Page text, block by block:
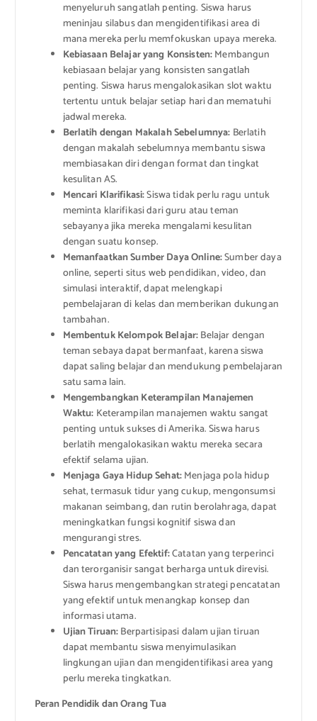
menyeluruh sangatlah penting. Siswa harus
meninjau silabus dan mengidentifikasi area di
mana mereka perlu memfokuskan upaya mereka.
Kebiasaan Belajar yang Konsisten:Membangun
kebiasaan belajar yang konsisten sangatlah
penting. Siswa harus mengalokasikan slot waktu
tertentu untuk belajar setiap hari dan mematuhi
jadwal mereka.
Berlatih dengan Makalah Sebelumnya: Berlatih
dengan makalah sebelumnya membantu siswa
membiasakan diri dengan format dan tingkat
kesulitan AS.
Mencari Klarifikasi:Siswa tidak perlu ragu untuk
meminta klarifikasi dari guru atau teman
sebayanya jika mereka mengalami kesulitan
dengan suatu konsep.
Memanfaatkan Sumber Daya Online:Sumber daya
online, seperti situs web pendidikan, video, dan
simulasi interaktif, dapat melengkapi
pembelajaran di kelas dan memberikan dukungan
tambahan.
Membentuk Kelompok Belajar:Belajar dengan
teman sebaya dapat bermanfaat, karena siswa
dapat saling belajar dan mendukung pembelajaran
satu sama lain.
Mengembangkan Keterampilan Manajemen
Waktu: Keterampilan manajemen waktu sangat
penting untuk sukses di Amerika. Siswa harus
berlatih mengalokasikan waktu mereka secara
efektif selama ujian.
Menjaga Gaya Hidup Sehat:Menjaga pola hidup
sehat, termasuk tidur yang cukup, mengonsumsi
makanan seimbang, dan rutin berolahraga, dapat
meningkatkan fungsi kognitif siswa dan
mengurangi stres.
Pencatatan yang Efektif:Catatan yang terperinci
dan terorganisir sangat berharga untuk direvisi.
Siswa harus mengembangkan strategi pencatatan
yang efektif untuk menangkap konsep dan
informasi utama.
Ujian Tiruan:Berpartisipasi dalam ujian tiruan
dapat membantu siswa menyimulasikan
lingkungan ujian dan mengidentifikasi area yang
perlu mereka tingkatkan.
Peran Pendidik dan Orang Tua